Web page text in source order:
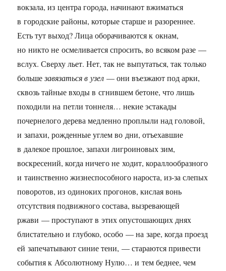
вокзала, из центра города, начинают вжиматься
в городские районы, которые старше и разореннее.
Есть тут выход? Лица оборачиваются к окнам,
но никто не осмеливается спросить, во всяком разе —
вслух. Сверху льет. Нет, так не выпутаться, так только
большезавязаться в узел — они въезжают под арки,
сквозь тайные входы в сгнившем бетоне, что лишь
походили на петли тоннеля… некие эстакады
почернелого дерева медленно проплыли над головой,
и запахи, рожденные углем во дни, отъехавшие
в далекое прошлое, запахи лигроиновых зим,
воскресений, когда ничего не ходит, кораллообразного
и таинственно жизнеспособного нароста, из-за слепых
поворотов, из одиноких прогонов, кислая вонь
отсутствия подвижного состава, вызревающей
ржави — проступают в этих опустошающих днях
блистательно и глубоко, особо — на заре, когда проезд
ей запечатывают синие тени, — стараются привести
события к Абсолютному Нулю… и тем беднее, чем